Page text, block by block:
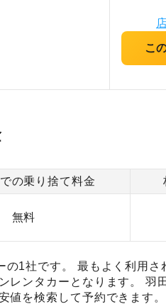
こ
の乗り捨て料金
無料
1社です。 最もよく利用さ
ンタカーとなります。 羽
値を検索して予約できます。